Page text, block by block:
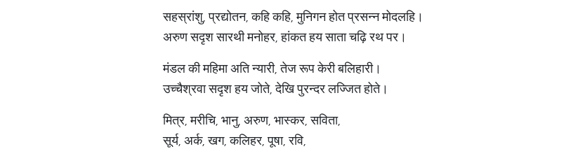
सहस्रांशु, प्रद्योतन, कहि कहि, मुनिगन होत प्रसन्न मोदलहि।
अरुण सदृश सारथी मनोहर, हांकत हय साता चढ़ि रथ पर।
मंडल की महिमा अति न्यारी, तेज रूप केरी बलिहारी।
उच्चैश्रवा सदृश हय जोते, देखि पुरन्दर लज्जित होते।
मित्र, मरीचि, भानु, अरुण, भास्कर, सविता,
सूर्य, अर्क, खग, कलिहर, पूषा, रवि,